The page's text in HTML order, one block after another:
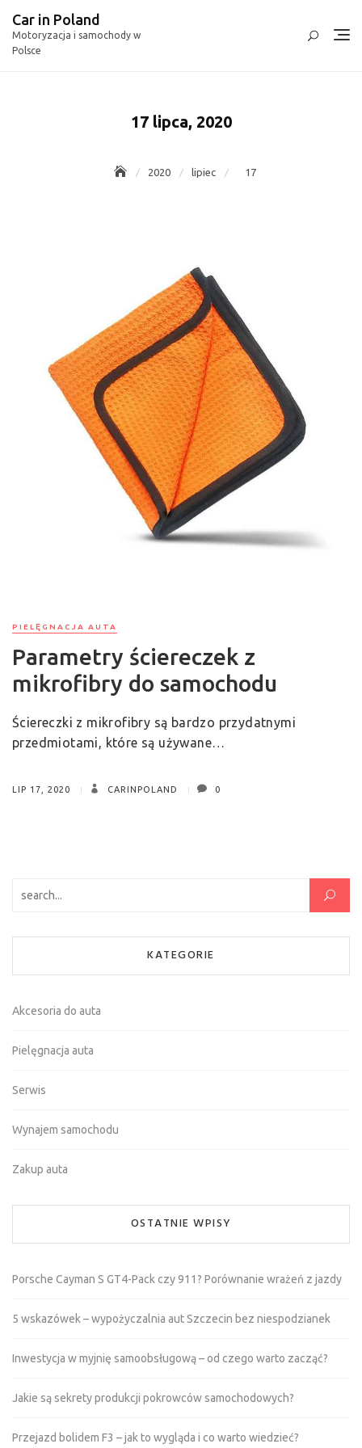
content
Car in Poland
Motoryzacja i samochody w
Polsce
17 lipca, 2020
2020 lipiec 17
PIELĘGNACJA AUTA
Parametry ściereczek z
mikrofibry do samochodu
Ściereczki z mikrofibry są bardzo przydatnymi
przedmiotami, które są używane…
LIP 17, 2020 CARINPOLAND 0
KATEGORIE
Akcesoria do auta
Pielęgnacja auta
Serwis
Wynajem samochodu
Zakup auta
OSTATNIE WPISY
Porsche Cayman S GT4-Pack czy 911? Porównanie wrażeń z jazdy
5 wskazówek – wypożyczalnia aut Szczecin bez niespodzianek
Inwestycja w myjnię samoobsługową – od czego warto zacząć?
Jakie są sekrety produkcji pokrowców samochodowych?
Przejazd bolidem F3 – jak to wygląda i co warto wiedzieć?